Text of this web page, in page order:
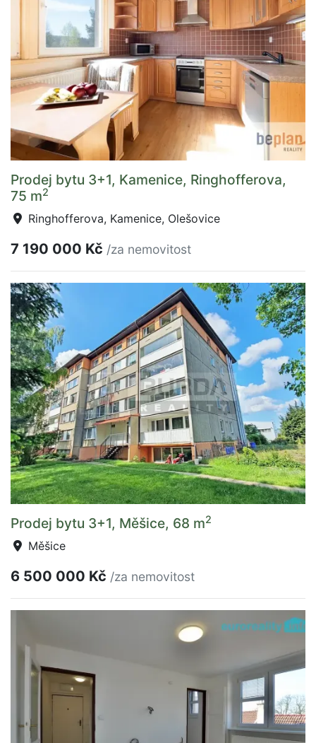
Prodej bytu 3+1, Kamenice, Ringhofferova,
75 m2
Ringhofferova, Kamenice, Olešovice
7 190 000 Kč /za nemovitost
Prodej bytu 3+1, Měšice, 68 m2
Měšice
6 500 000 Kč /za nemovitost